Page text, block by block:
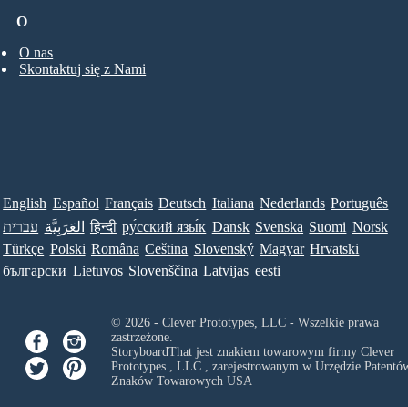
O
O nas
Skontaktuj się z Nami
English Español Français Deutsch Italiana Nederlands Português
עברית العَرَبِيَّة हिन्दी ру́сский язы́к Dansk Svenska Suomi Norsk
Türkçe Polski Româna Ceština Slovenský Magyar Hrvatski
български Lietuvos Slovenščina Latvijas eesti
© 2026 - Clever Prototypes, LLC - Wszelkie prawa
zastrzeżone.
StoryboardThat jest znakiem towarowym firmy Clever
Prototypes , LLC, zarejestrowanym w Urzędzie
Znaków Towarowych USA